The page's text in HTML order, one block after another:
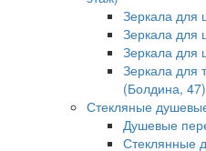
Зеркала для
Зеркала для
Зеркала для
Зеркала для
(Болдина, 47)
Стекляные
Душевые
Стеклянные